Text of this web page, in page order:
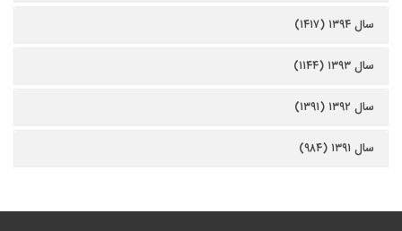
سال ۱۳۹۴ (۱۴۱۷)
سال ۱۳۹۳ (۱۱۴۴)
سال ۱۳۹۲ (۱۳۹۱)
سال ۱۳۹۱ (۹۸۴)